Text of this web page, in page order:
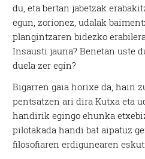
du, eta bertan jabetzak
egun, zorionez, udalak
plangintzaren bidezko
Insausti jauna? Benetan uste
duela zer egin?
Bigarren gaia horixe da, hain
pentsatzen ari dira Kutxa eta
handirik egingo ehunka
pilotakada handi bat aipatuz
filosofiaren erdigunearen